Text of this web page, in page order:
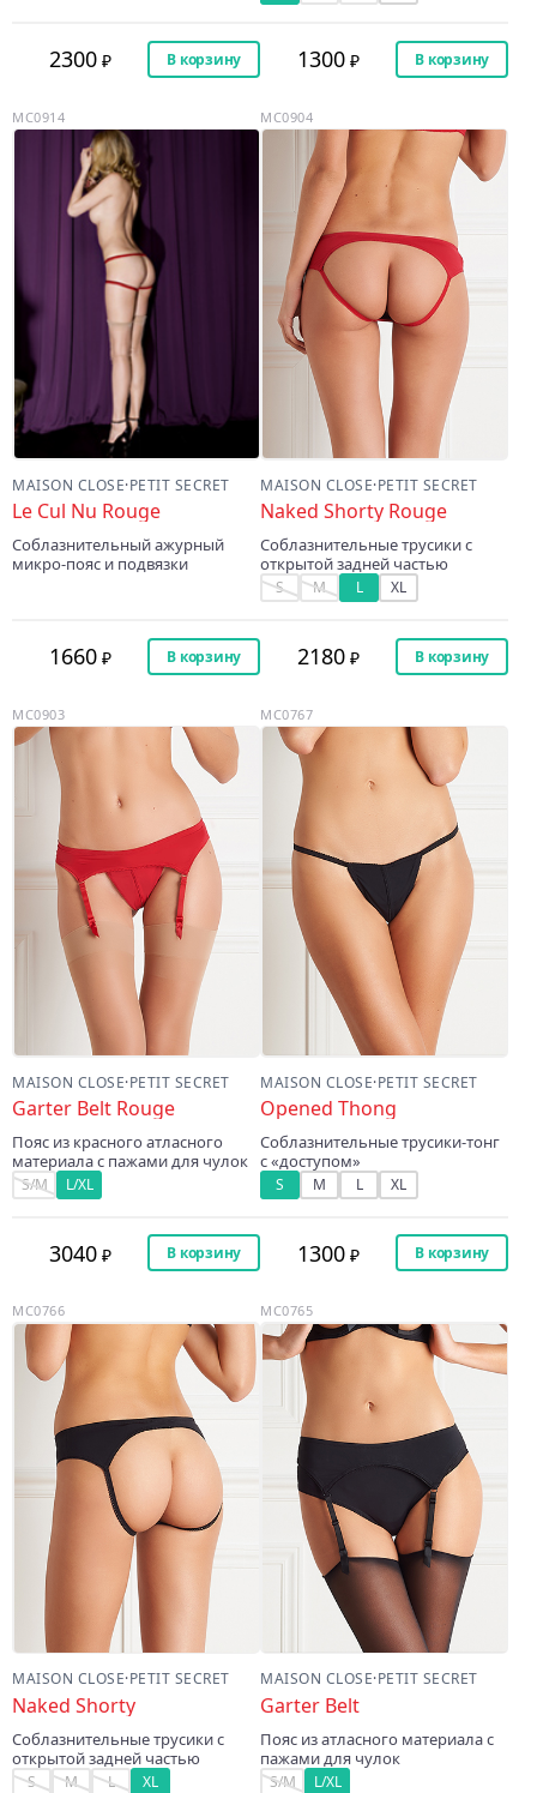
2300 В корзину 1300 В корзину
MAISON CLOSE·PETIT SECRET
Le Cul Nu Rouge
Соблазнительный ажурный
микро-пояс и подвязки
MC0914
1660 В корзину
MAISON CLOSE·PETIT SECRET
Naked Shorty Rouge
Соблазнительные трусики с
открытой задней частью
S M L XL
MC0904
2180 В корзину
MAISON CLOSE·PETIT SECRET
Garter Belt Rouge
Пояс из красного атласного
материала с пажами для чулок
S/M L/XL
MC0903
3040 В корзину
MAISON CLOSE·PETIT SECRET
Opened Thong
Соблазнительные трусики-тонг
с «доступом»
S M L XL
MC0767
1300 В корзину
MAISON CLOSE·PETIT SECRET
Naked Shorty
Соблазнительные трусики с
открытой задней частью
S M L XL
MC0766
MAISON CLOSE·PETIT SECRET
Garter Belt
Пояс из атласного материала с
пажами для чулок
S/M L/XL
MC0765